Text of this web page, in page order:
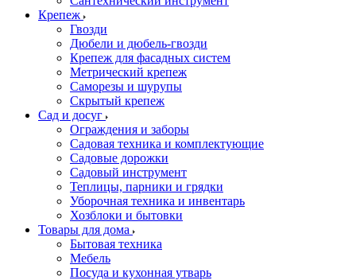
Крепеж
Гвозди
Дюбели и дюбель-гвозди
Крепеж для фасадных систем
Метрический крепеж
Саморезы и шурупы
Скрытый крепеж
Сад и досуг
Ограждения и заборы
Садовая техника и комплектующие
Садовые дорожки
Садовый инструмент
Теплицы, парники и грядки
Уборочная техника и инвентарь
Хозблоки и бытовки
Товары для дома
Бытовая техника
Мебель
Посуда и кухонная утварь